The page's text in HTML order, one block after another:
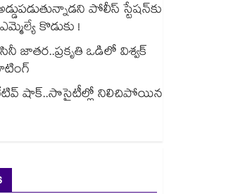
పోలీస్ స్టేషన్⁪కు
కొడుకు !
జాతర..ప్రకృతి ఒడిలో విశ్వక్
షాక్..సొసైటీల్లో నిలిచిపోయిన